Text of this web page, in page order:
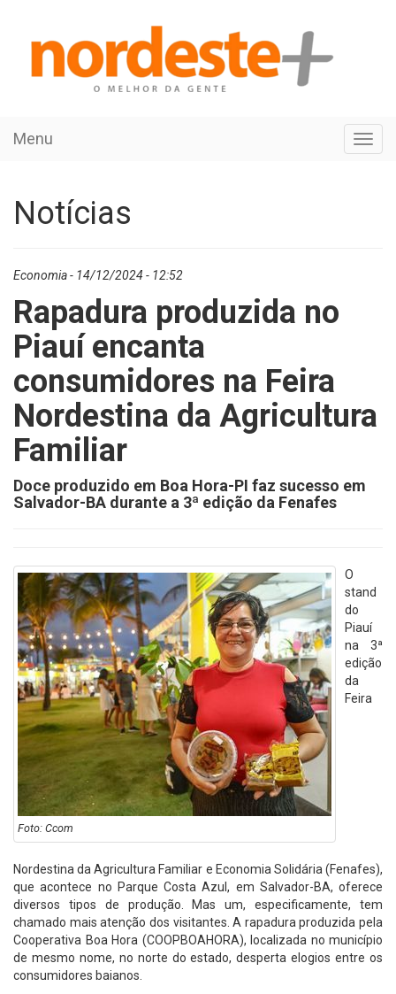
Menu
Notícias
Economia - 14/12/2024 - 12:52
Rapadura produzida no
Piauí encanta
consumidores na Feira
Nordestina da Agricultura
Familiar
Doce produzido em Boa Hora-PI faz sucesso em
Salvador-BA durante a 3ª edição da Fenafes
Foto: Ccom
O
stand
do
Piauí
na 3ª
edição
da
Feira
Nordestina da Agricultura Familiar e Economia Solidária (Fenafes),
que acontece no Parque Costa Azul, em Salvador-BA, oferece
diversos tipos de produção. Mas um, especificamente, tem
chamado mais atenção dos visitantes. A rapadura produzida pela
Cooperativa Boa Hora (COOPBOAHORA), localizada no município
de mesmo nome, no norte do estado, desperta elogios entre os
consumidores baianos.